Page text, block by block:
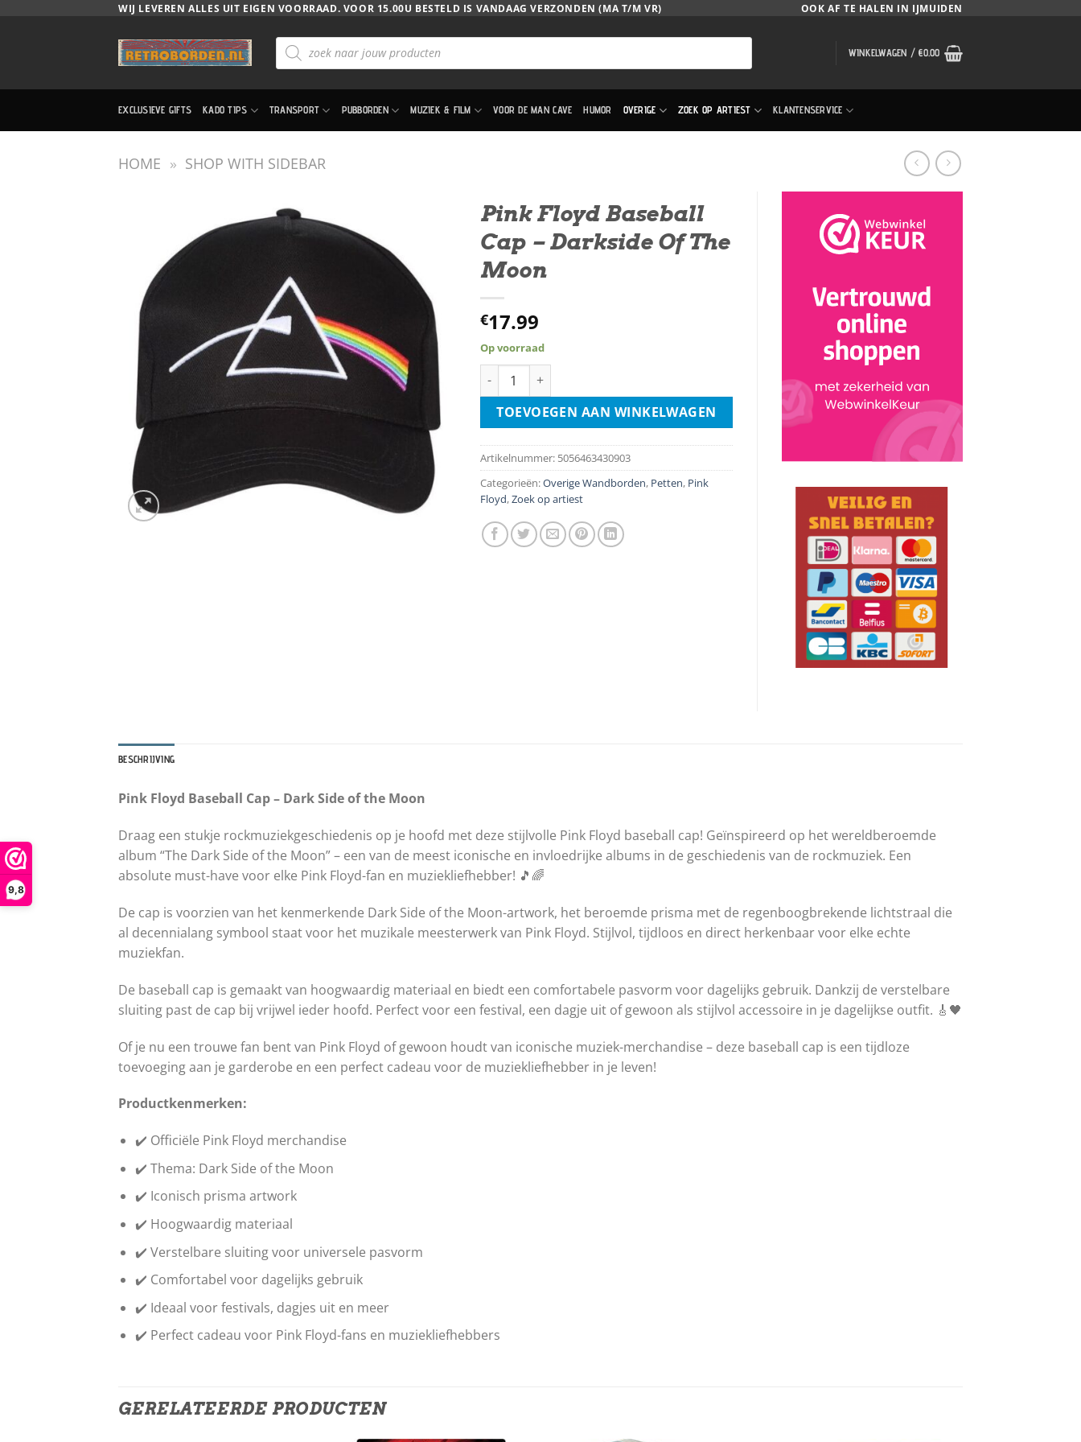
9,8
WIJ LEVEREN ALLES UIT EIGEN VOORRAAD. VOOR 15.00U BESTELD IS VANDAAG VERZONDEN (MA T/M VR) OOK AF TE HALEN IN IJMUIDEN
Producten
zoeken WINKELWAGEN /€0.00
EXCLUSIEVE GIFTS KADO TIPS TRANSPORT PUBBORDEN MUZIEK & FILM VOOR DE MAN CAVE HUMOR OVERIGE ZOEK OP ARTIEST KLANTENSERVICE
HOME » SHOP WITH SIDEBAR
Pink Floyd Baseball
Cap – Darkside Of The
Moon
€17.99
Op voorraad
Pink Floyd Baseball Cap - Darkside Of The Moon aantal
TOEVOEGEN AAN WINKELWAGEN
Artikelnummer: 5056463430903
Categorieën:Overige Wandborden, Petten, Pink
Floyd,Zoek op artiest
BESCHRIJVING
Pink Floyd Baseball Cap – Dark Side of the Moon
Draag een stukje rockmuziekgeschiedenis op je hoofd met deze stijlvolle Pink Floyd baseball cap! Geïnspireerd op het wereldberoemde
album “The Dark Side of the Moon” – een van de meest iconische en invloedrijke albums in de geschiedenis van de rockmuziek. Een
absolute must-have voor elke Pink Floyd-fan en muziekliefhebber! 🎵🌈
De cap is voorzien van het kenmerkende Dark Side of the Moon-artwork, het beroemde prisma met de regenboogbrekende lichtstraal die
al decennialang symbool staat voor het muzikale meesterwerk van Pink Floyd. Stijlvol, tijdloos en direct herkenbaar voor elke echte
muziekfan.
De baseball cap is gemaakt van hoogwaardig materiaal en biedt een comfortabele pasvorm voor dagelijks gebruik. Dankzij de verstelbare
sluiting past de cap bij vrijwel ieder hoofd. Perfect voor een festival, een dagje uit of gewoon als stijlvol accessoire in je dagelijkse outfit. 🎸🖤
Of je nu een trouwe fan bent van Pink Floyd of gewoon houdt van iconische muziek-merchandise – deze baseball cap is een tijdloze
toevoeging aan je garderobe en een perfect cadeau voor de muziekliefhebber in je leven!
Productkenmerken:
✔️ Officiële Pink Floyd merchandise
✔️ Thema: Dark Side of the Moon
✔️ Iconisch prisma artwork
✔️ Hoogwaardig materiaal
✔️ Verstelbare sluiting voor universele pasvorm
✔️ Comfortabel voor dagelijks gebruik
✔️ Ideaal voor festivals, dagjes uit en meer
✔️ Perfect cadeau voor Pink Floyd-fans en muziekliefhebbers
GERELATEERDE PRODUCTEN